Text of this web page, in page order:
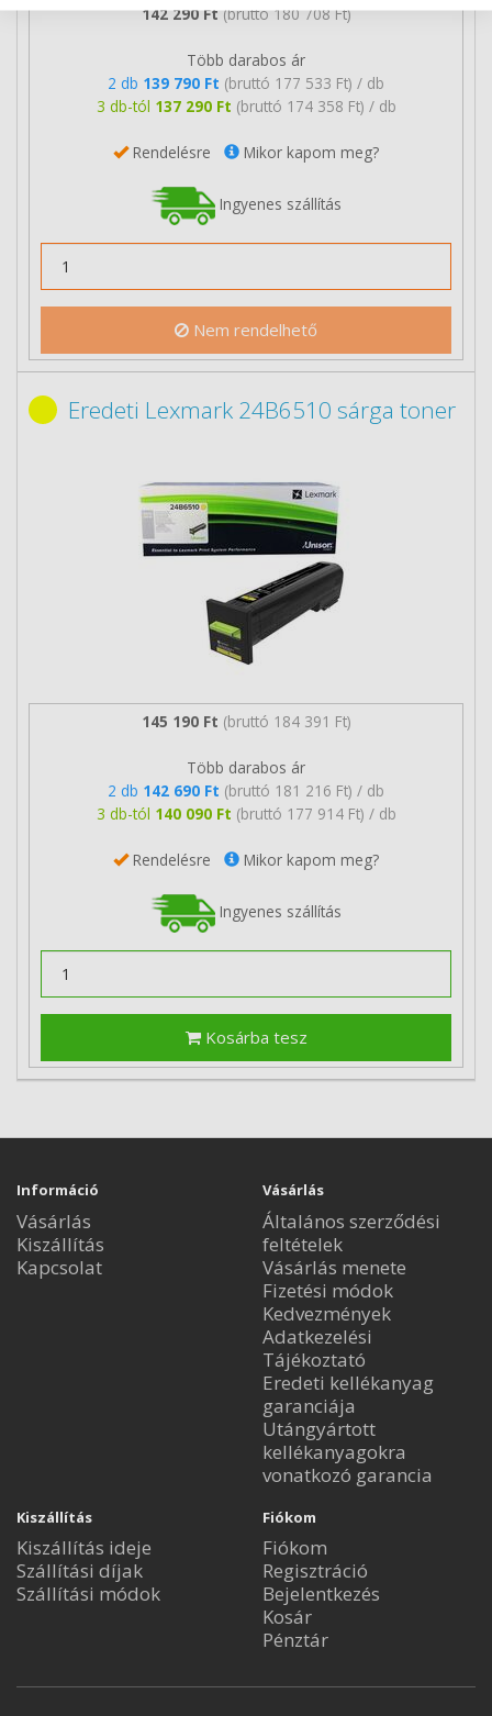
142 290 Ft (bruttó 180 708 Ft)
Több darabos ár
2 db 139 790 Ft (bruttó 177 533 Ft) / db
3 db-tól 137 290 Ft (bruttó 174 358 Ft) / db
Rendelésre Mikor kapom meg?
Ingyenes szállítás
Nem rendelhető
Eredeti Lexmark 24B6510 sárga toner
145 190 Ft (bruttó 184 391 Ft)
Több darabos ár
2 db 142 690 Ft (bruttó 181 216 Ft) / db
3 db-tól 140 090 Ft (bruttó 177 914 Ft) / db
Rendelésre Mikor kapom meg?
Ingyenes szállítás
Kosárba tesz
Információ
Vásárlás
Kiszállítás
Kapcsolat
Vásárlás
Általános szerződési
feltételek
Vásárlás menete
Fizetési módok
Kedvezmények
Adatkezelési
Tájékoztató
Eredeti kellékanyag
garanciája
Utángyártott
kellékanyagokra
vonatkozó garancia
Kiszállítás
Kiszállítás ideje
Szállítási díjak
Szállítási módok
Fiókom
Fiókom
Regisztráció
Bejelentkezés
Kosár
Pénztár